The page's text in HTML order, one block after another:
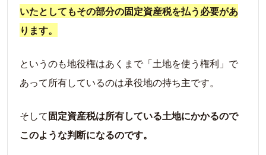
いたとしてもその部分の固定資産税を払う必要があ
ります。
というのも地役権はあくまで「土地を使う権利」で
あって所有しているのは承役地の持ち主です。
そして固定資産税は所有している土地にかかるので
このような判断になるのです。